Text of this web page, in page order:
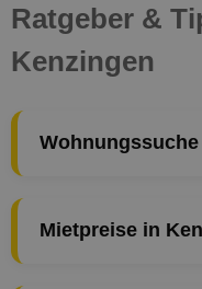
Ratgeber &
Kenzingen
Mietpreise in